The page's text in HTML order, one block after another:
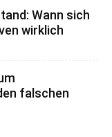
Wann sich
wirklich
falschen